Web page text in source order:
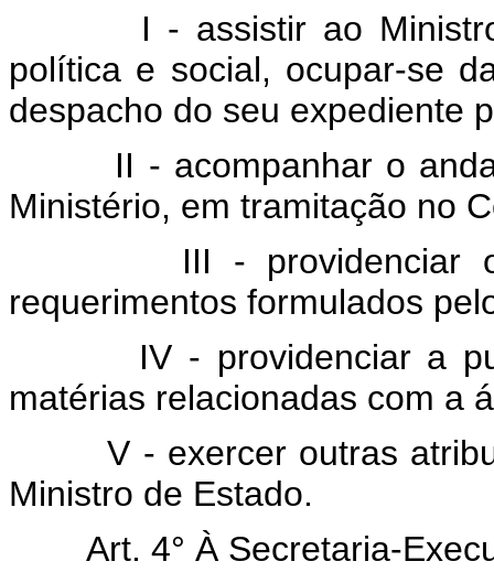
I - assistir ao Ministro
política e social, ocupar-se
despacho do seu expediente
II - acompanhar o
Ministério, em tramitação no
III - providenciar o
requerimentos formulados
IV - providenciar a
matérias relacionadas com a
V - exercer outras
Ministro de Estado.
Art. 4° À Secretaria-